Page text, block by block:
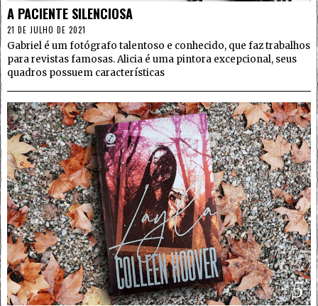
A PACIENTE SILENCIOSA
21 DE JULHO DE 2021
Gabriel é um fotógrafo talentoso e conhecido, que faz trabalhos
para revistas famosas. Alicia é uma pintora excepcional, seus
quadros possuem características
5